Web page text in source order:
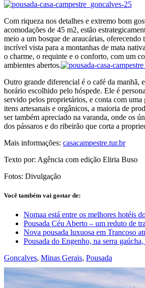
Com riqueza nos detalhes e extremo bom
acomodações de 45 m2, estão
meio a um bosque de araucárias, oferecendo
incrível vista para a montanhas de mata
o charme, o requinte e o conforto, com um
ambientes abertos.
Outro grande diferencial é o café da manhã,
horário escolhido pelo hóspede. Ele é
servido pelos proprietários, e conta com uma
itens artesanais e orgânicos, a maioria de
ser também apreciado na varanda, onde os
dos pássaros e do ribeirão que corta a
Mais informações: casacampestre.tur.br
Texto por: Agência com edição Eliria Buso
Fotos: Divulgação
Você também vai gostar de:
Nomaa está entre os melhores hotéis
Pousada Céu Aberto – um reduto de
Nova pousada luxuosa em Trancoso
Pousada do Engenho, na serra
Gonçalves, Minas Gerais, Pousada